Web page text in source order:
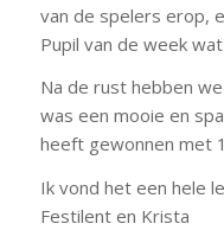
van de spelers erop,
Pupil van de week
Na de rust hebben
was een mooie en
heeft gewonnen met
Ik vond het een hele
Festilent en Krista